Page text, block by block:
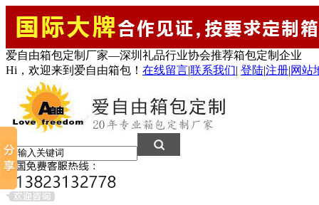
爱自由箱包定制厂家—深圳礼品行业协会推荐箱包定制企业
Hi，欢迎来到爱自由箱包！ 在线留言|联系我们| 登陆|注册|网站